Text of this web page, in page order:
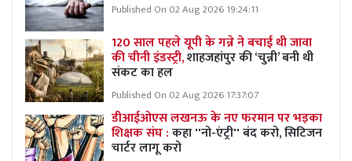
Published On 02 Aug 2026 19:24:11
120 साल पहले यूपी के गन्ने ने बचाई थी जावा
की चीनी इंडस्ट्री,शाहजहांपुर की ‘चुन्नी’ बनी थी
संकट का हल
Published On 02 Aug 2026 17:37:07
डीआईओएस लखनऊ के नए फरमान पर भड़का
शिक्षक संघ :कहा ''नो-एंट्री'' बंद करो, सिटिजन
चार्टर लागू करो